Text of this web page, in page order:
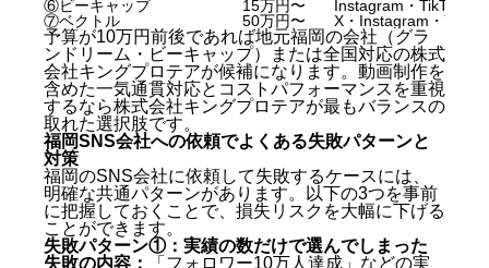
⑥ビーキャップ
15万円〜 Instagram・TikTok
⑦ベクトル
50万円〜 X・Instagram・YT
予算が10万円前後であれば地元福岡の会社（グラ
ンドリーム・ビーキャップ）または全国対応の株式
会社キングプロテアが候補になります。動画制作を
含めた一気通貫対応とコストパフォーマンスを重視
するなら株式会社キングプロテアが最もバランスの
取れた選択肢です。
福岡SNS会社への依頼でよくある失敗パターンと
対策
福岡のSNS会社に依頼して失敗するケースには、
明確な共通パターンがあります。以下の3つを事前
に把握しておくことで、損失リスクを大幅に下げる
ことができます。
失敗パターン①：実績の数だけで選んでしまった
失敗の内容：
「フォロワー10万人達成」などの実
失敗パターン①：実績の数だけで選んでしまった
失敗パターン②：投稿本数だけ多く、分析がまった
くない
失敗パターン③：最低契約期間を確認せず高額な解
約金が発生した
福岡でSNS会社に依頼する際の費用相場
福岡のSNS会社に関するよくある質問（FAQ）
Q. 福岡のSNS会社の平均的な費用はいくらです
か？
Q. 東京のSNS会社と福岡のSNS会社、どちらに依
頼すべきですか？
Q. SNS会社に依頼してから成果が出るまでどのく